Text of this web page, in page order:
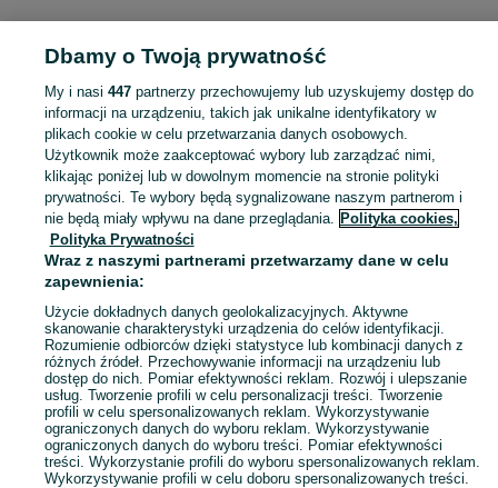
Strona główna Podkarpackie Jazowa
KATEGORIA
Skorzystaj z największego serwisu ogłoszeniowego - Jazowa i okolice! Kupuj to, czego pragniesz i sprzedawaj to, czego już nie potrzebujesz! Zobacz
Mapa kategorii
Mapa miejscowości
Mapa ministron
Popularne wyszukiwania
Dbamy o Twoją prywatność
My i nasi 447partnerzy przechowujemy lub uzyskujemy dostęp do
informacji na urządzeniu, takich jak unikalne identyfikatory w
plikach cookie w celu przetwarzania danych osobowych.
Użytkownik może zaakceptować wybory lub zarządzać nimi,
klikając poniżej lub w dowolnym momencie na stronie polityki
prywatności. Te wybory będą sygnalizowane naszym partnerom i
nie będą miały wpływu na dane przeglądania. Polityka cookies,
Polityka Prywatności
Wraz z naszymi partnerami przetwarzamy dane w celu
zapewnienia:
Użycie dokładnych danych geolokalizacyjnych. Aktywne
skanowanie charakterystyki urządzenia do celów identyfikacji.
Rozumienie odbiorców dzięki statystyce lub kombinacji danych z
różnych źródeł. Przechowywanie informacji na urządzeniu lub
dostęp do nich. Pomiar efektywności reklam. Rozwój i ulepszanie
usług. Tworzenie profili w celu personalizacji treści. Tworzenie
profili w celu spersonalizowanych reklam. Wykorzystywanie
ograniczonych danych do wyboru reklam. Wykorzystywanie
ograniczonych danych do wyboru treści. Pomiar efektywności
treści. Wykorzystanie profili do wyboru spersonalizowanych reklam.
Wykorzystywanie profili w celu doboru spersonalizowanych treści.